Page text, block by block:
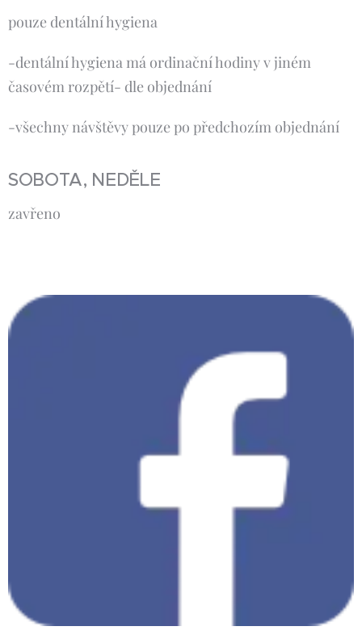
pouze dentální hygiena
-dentální hygiena má ordinační hodiny v jiném
časovém rozpětí- dle objednání
-všechny návštěvy pouze po předchozím objednání
SOBOTA, NEDĚLE
zavřeno